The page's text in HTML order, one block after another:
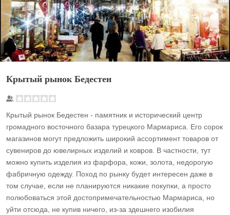
Крытый рынок Бедестен
Крытый рынок Бедестен - памятник и исторический центр
громадного восточного базара турецкого Мармариса. Его сорок
магазинов могут предложить широкий ассортимент товаров от
сувениров до ювелирных изделий и ковров. В частности, тут
можно купить изделия из фарфора, кожи, золота, недорогую
фабричную одежду. Поход по рынку будет интересен даже в
том случае, если не планируются никакие покупки, а просто
полюбоваться этой достопримечательностью Мармариса, но
уйти отсюда, не купив ничего, из-за здешнего изобилия